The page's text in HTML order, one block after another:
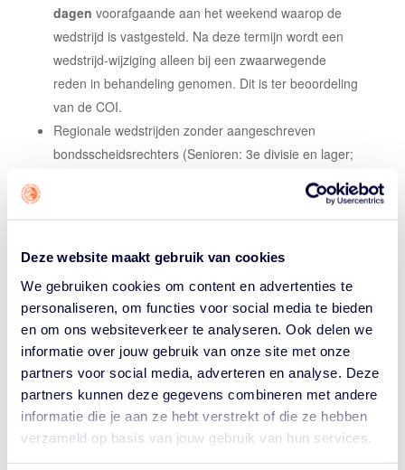
Deze website maakt gebruik van cookies
We gebruiken cookies om content en advertenties te
personaliseren, om functies voor social media te bieden
en om ons websiteverkeer te analyseren. Ook delen we
informatie over jouw gebruik van onze site met onze
partners voor social media, adverteren en analyse. Deze
partners kunnen deze gegevens combineren met andere
informatie die je aan ze hebt verstrekt of die ze hebben
verzameld op basis van jouw gebruik van hun services.
dagen voorafgaande aan het weekend waarop de
wedstrijd is vastgesteld. Na deze termijn wordt een
wedstrijd-wijziging alleen bij een zwaarwegende
reden in behandeling genomen. Dit is ter beoordeling
van de COI.
Regionale wedstrijden zonderaangeschreven
bondsscheidsrechters (Senioren: 3edivisie en lager;
divisie en lager) staan definitief vast
voorafgaande aan het weekend waarop de
wedstrijd is vastgesteld. Na deze termijn wordt een
wedstrijd-wijziging alleen bij een
zwaarwegende reden
COI.
Type competitie
Termijn
Landelijke en regionale
wedstrijden met
aangeschreven
bondsscheidsrechters
14
dagen
Regionale wedstrijden